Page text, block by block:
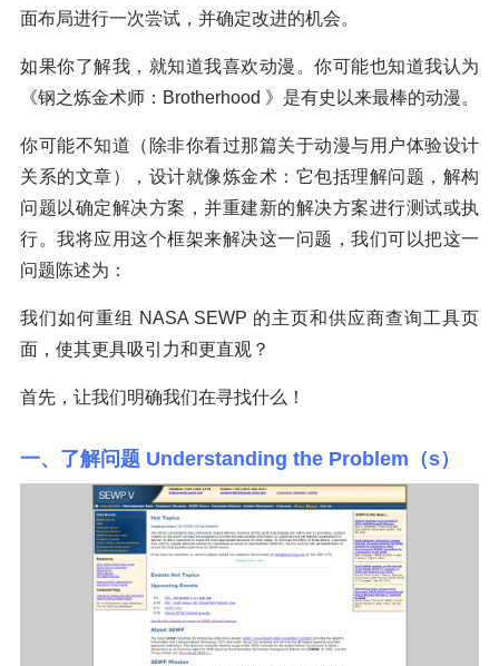
面布局进行一次尝试，并确定改进的机会。
如果你了解我，就知道我喜欢动漫。你可能也知道我认为
《钢之炼金术师：Brotherhood 》是有史以来最棒的动漫。
你可能不知道（除非你看过那篇关于动漫与用户体验设计
关系的文章），设计就像炼金术：它包括理解问题，解构
问题以确定解决方案，并重建新的解决方案进行测试或执
行。我将应用这个框架来解决这一问题，我们可以把这一
问题陈述为：
我们如何重组 NASA SEWP 的主页和供应商查询工具页
面，使其更具吸引力和更直观？
首先，让我们明确我们在寻找什么！
一、了解问题 Understanding the Problem（s）